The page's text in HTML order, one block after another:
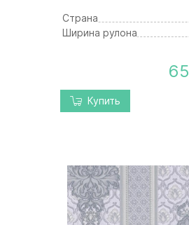
Страна
Ширина рулона
65
Купить